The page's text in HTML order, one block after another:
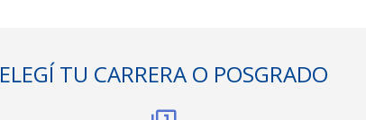
ELEGÍ TU CARRERA O POSGRADO